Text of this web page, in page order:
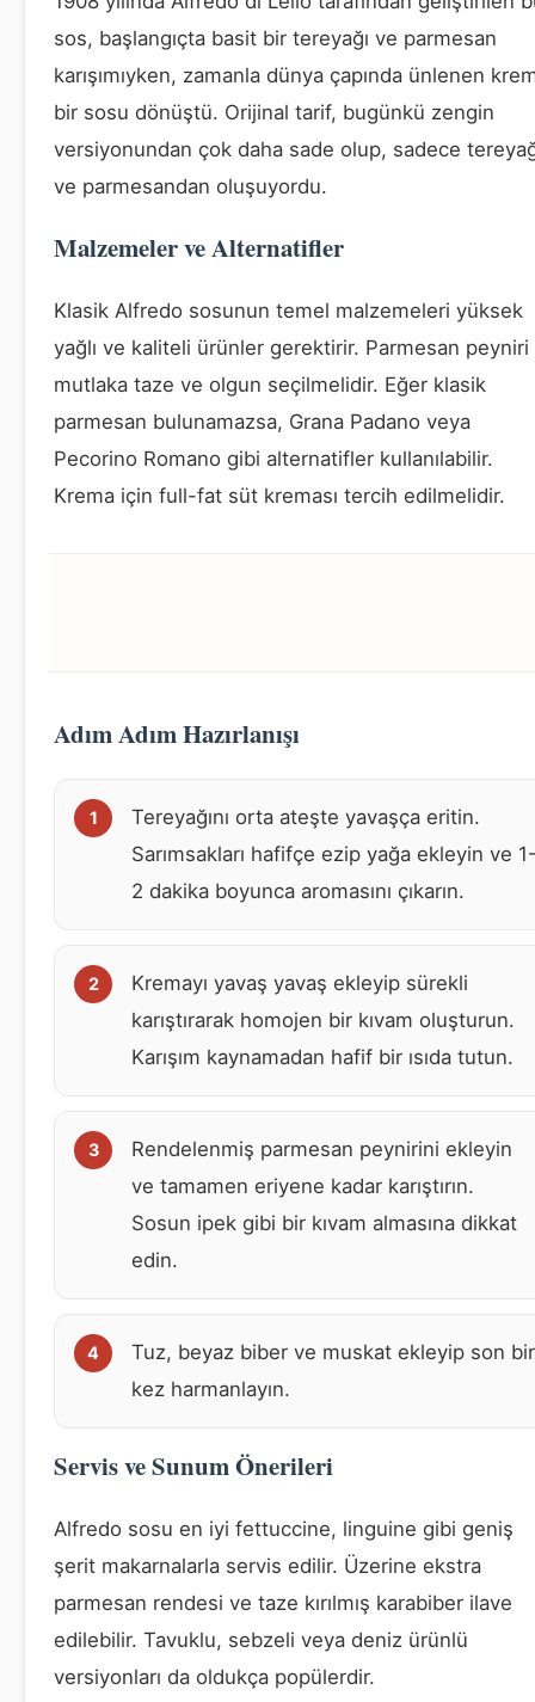
sos, başlangıçta basit bir tereyağı ve parmesan
karışımıyken, zamanla dünya çapında ünlenen
bir sosu dönüştü. Orijinal tarif, bugünkü zengin
versiyonundan çok daha sade olup, sadece
ve parmesandan oluşuyordu.
Malzemeler ve Alternatifler
Klasik Alfredo sosunun temel malzemeleri yüksek
yağlı ve kaliteli ürünler gerektirir. Parmesan peyniri
mutlaka taze ve olgun seçilmelidir. Eğer klasik
parmesan bulunamazsa, Grana Padano veya
Pecorino Romano gibi alternatifler kullanılabilir.
Krema için full-fat süt kreması tercih edilmelidir.
Adım Adım Hazırlanışı
Tereyağını orta ateşte yavaşça eritin.
Sarımsakları hafifçe ezip yağa ekleyin ve
2 dakika boyunca aromasını çıkarın.
Kremayı yavaş yavaş ekleyip sürekli
karıştırarak homojen bir kıvam oluşturun.
Karışım kaynamadan hafif bir ısıda tutun.
Rendelenmiş parmesan peynirini ekleyin
ve tamamen eriyene kadar karıştırın.
Sosun ipek gibi bir kıvam almasına dikkat
edin.
Tuz, beyaz biber ve muskat ekleyip son bir
kez harmanlayın.
Servis ve Sunum Önerileri
Alfredo sosu en iyi fettuccine, linguine gibi geniş
şerit makarnalarla servis edilir. Üzerine ekstra
parmesan rendesi ve taze kırılmış karabiber ilave
edilebilir. Tavuklu, sebzeli veya deniz ürünlü
versiyonları da oldukça popülerdir.